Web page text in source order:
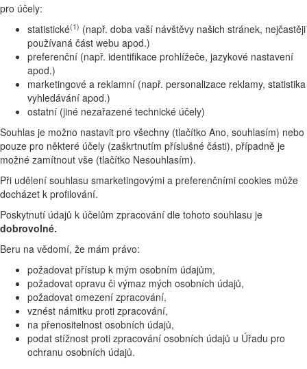
pro účely:
statistické(1) (např. doba vaší návštěvy našich stránek, nejčastěji
používaná část webu apod.)
preferenční (např. identifikace prohlížeče, jazykové nastavení
apod.)
marketingové a reklamní (např. personalizace reklamy, statistika
vyhledávání apod.)
ostatní (jiné nezařazené technické účely)
Souhlas je možno nastavit pro všechny (tlačítko Ano, souhlasím) nebo
pouze pro některé účely (zaškrtnutím příslušné části), případně je
možné zamítnout vše (tlačítko Nesouhlasím).
Při udělení souhlasu smarketingovými a preferenčními cookies může
docházet k profilování.
Poskytnutí údajů k účelům zpracování dle tohoto souhlasu je
dobrovolné.
Beru na vědomí, že mám právo:
požadovat přístup k mým osobním údajům,
požadovat opravu či výmaz mých osobních údajů,
požadovat omezení zpracování,
vznést námitku proti zpracování,
na přenositelnost osobních údajů,
podat stížnost proti zpracování osobních údajů u Úřadu pro
ochranu osobních údajů.